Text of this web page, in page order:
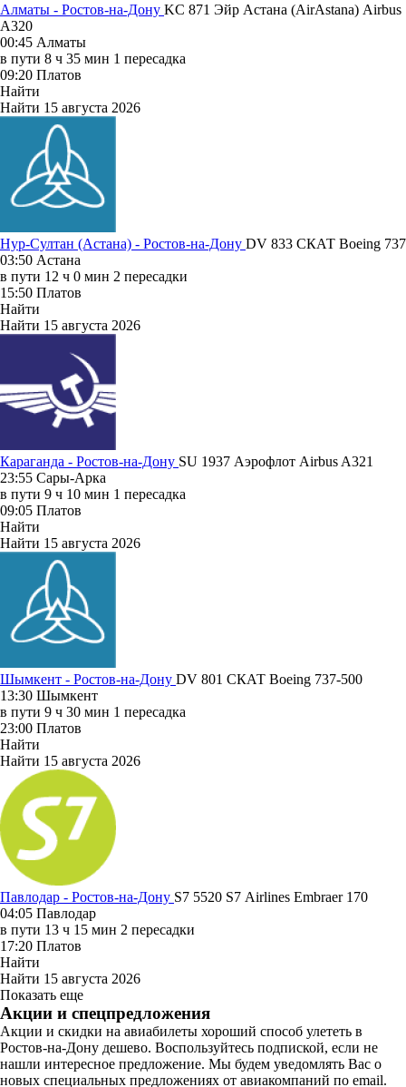
Алматы - Ростов-на-Дону KC 871 Эйр Астана (AirAstana) Airbus
A320
00:45 Алматы
в пути 8 ч 35 мин 1 пересадка
09:20 Платов
Найти
Найти 15 августа 2026
Нур-Султан (Астана) - Ростов-на-Дону DV 833 СКАТ Boeing 737
03:50 Астана
в пути 12 ч 0 мин 2 пересадки
15:50 Платов
Найти
Найти 15 августа 2026
Караганда - Ростов-на-Дону SU 1937 Аэрофлот Airbus A321
23:55 Сары-Арка
в пути 9 ч 10 мин 1 пересадка
09:05 Платов
Найти
Найти 15 августа 2026
Шымкент - Ростов-на-Дону DV 801 СКАТ Boeing 737-500
13:30 Шымкент
в пути 9 ч 30 мин 1 пересадка
23:00 Платов
Найти
Найти 15 августа 2026
Павлодар - Ростов-на-Дону S7 5520 S7 Airlines Embraer 170
04:05 Павлодар
в пути 13 ч 15 мин 2 пересадки
17:20 Платов
Найти
Найти 15 августа 2026
Показать еще
Акции и спецпредложения
Акции и скидки на авиабилеты хороший способ улететь в
Ростов-на-Дону дешево. Воспользуйтесь подпиской, если не
нашли интересное предложение. Мы будем уведомлять Вас о
новых специальных предложениях от авиакомпаний по email.